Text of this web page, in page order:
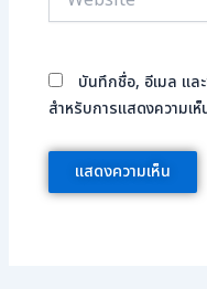
บันทึกชื่อ, อีเมล แล
สำหรับการแสดงความเ